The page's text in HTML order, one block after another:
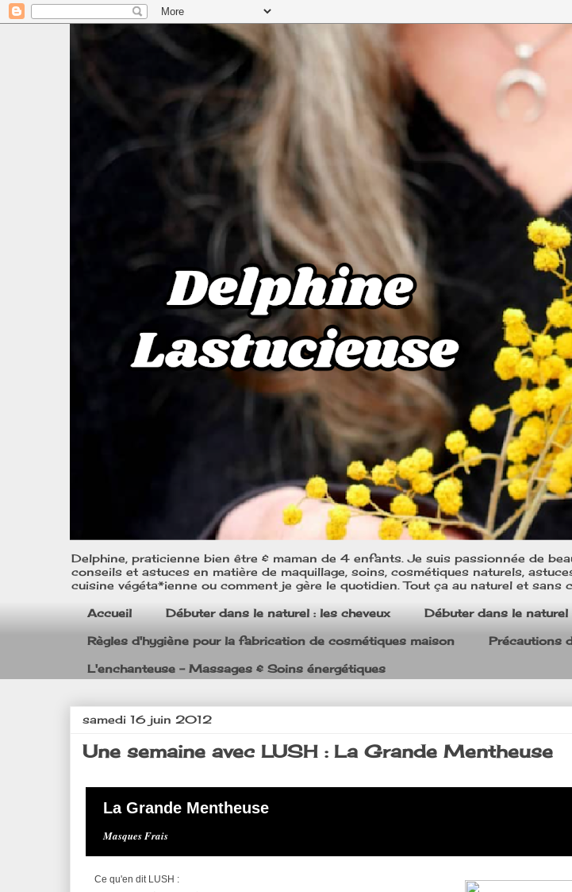
Delphine, praticienne bien être & maman de 4 enfants. Je suis passionnée de
conseils et astuces en matière de maquillage, soins, cosmétiques naturels,
cuisine végéta*ienne ou comment je gère le quotidien. Tout ça au naturel et
Accueil Débuter dans le naturel : les cheveux Débuter dans le naturel
Règles d'hygiène pour la fabrication de cosmétiques maison Précautions
L'enchanteuse - Massages & Soins énergétiques
samedi 16 juin 2012
Une semaine avec LUSH : La Grande Mentheuse
La Grande Mentheuse
Masques Frais
Ce qu'en dit LUSH :